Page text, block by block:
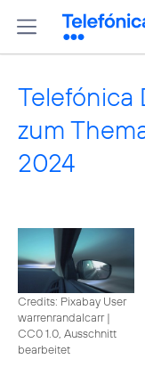
Telefónica
zum
2024
Credits: Pixabay User
warrenrandalcarr|
CC0 1.0, Ausschnitt
bearbeitet